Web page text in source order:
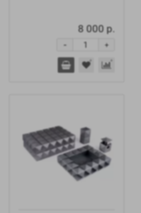
8 000 р.
+
-